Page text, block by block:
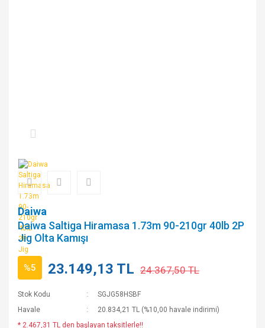
Daiwa
Daiwa Saltiga Hiramasa 1.73m 90-210gr 40lb 2P
Jig Olta Kamışı
%5 23.149,13 TL 24.367,50 TL
Stok Kodu
SGJG58HSBF
Havale
20.834,21 TL (%10,00 havale indirimi)
* 2.467,31 TL den başlayan taksitlerle!!